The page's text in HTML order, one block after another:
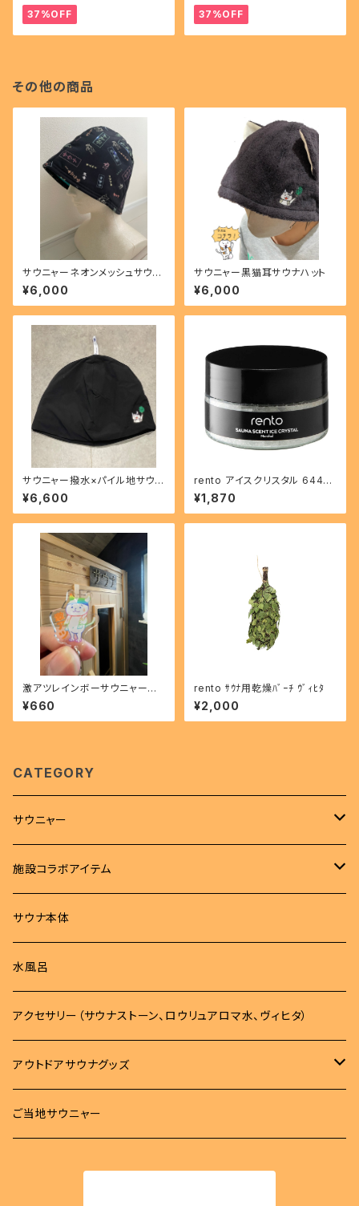
37%OFF 37%OFF
その他の商品
サウニャーネオンメッシュサウナ
ハット
¥6,000
サウニャー黒猫耳サウナハット
¥6,000
サウニャー撥水×パイル地サウナ
ハット
¥6,600
rento アイスクリスタル 64482
2
¥1,870
激アツレインボーサウニャーキ
ーホルダー
¥660
rento ｻｳﾅ用乾燥ﾊﾞｰﾁ ｳﾞｨﾋﾀ
¥2,000
CATEGORY
サウニャー
アパレル
Tシャツ
ロンT
サウナハット
サウナマット
バッグ
バッグ
サコッシュ
タオル
MOKUタオル
雑貨
施設コラボアイテム
Tシャツ
サウナハット
タオル
雑貨
サウナマット
サウナ本体
水風呂
アクセサリー（サウナストーン、ロウリュアロマ水、ヴィヒタ）
アウトドアサウナグッズ
柄杓
ご当地サウニャー